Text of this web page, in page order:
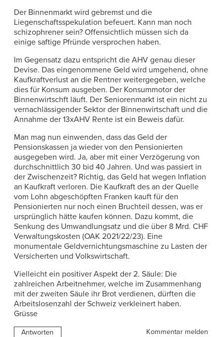
Der Binnenmarkt wird gebremst und die
Liegenschaftsspekulation befeuert. Kann man noch
schizophrener sein? Offensichtlich müssen sich da
einige saftige Pfründe versprochen haben.
Im Gegensatz dazu entspricht die AHV genau dieser
Devise. Das eingenommene Geld wird umgehend, ohne
Kaufkraftverlust an die Rentner weitergegeben, welche
dies für Konsum ausgeben. Der Konsummotor der
Binnenwirtschft läuft. Der Seniorenmarkt ist ein nicht zu
vernachlässigender Sektor der Binnenwirtschaft und die
Annahme der 13xAHV Rente ist ein Beweis dafür.
Man mag nun einwenden, dass das Geld der
Pensionskassen ja wieder von den Pensionierten
ausgegeben wird. Ja, aber mit einer Verzögerung von
durchschnittlich 30 bid 40 Jahren. Und was passiert in
der Zwischenzeit? Richtig, das Geld hat wegen Inflation
an Kaufkraft verloren. Die Kaufkraft des an der Quelle
vom Lohn abgeschöpften Franken kauft für den
Pensionierten nur noch einen Bruchteil dessen, was er
ursprünglich hätte kaufen können. Dazu kommt, die
Senkung des Umwandlungsatz und die über 8 Mrd. CHF
Verwaltungskosten (OAK 2021/22/23). Eine
monumentale Geldvernichtungsmaschine zu Lasten der
Versicherten und Volkswirtschaft.
Vielleicht ein positiver Aspekt der 2. Säule: Die
zahlreichen Arbeitnehmer, welche im Zusammenhang
mit der zweiten Säule ihr Brot verdienen, dürften die
Arbeitslosenzahl der Schweiz verkleinert haben.
Grüsse
Antworten
Kommentar melden